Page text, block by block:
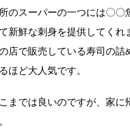
のスーパーの一つには〇〇
新鮮な刺身を提供してくれ
店で販売している寿司の
ほど大人気です。
までは良いのですが、家